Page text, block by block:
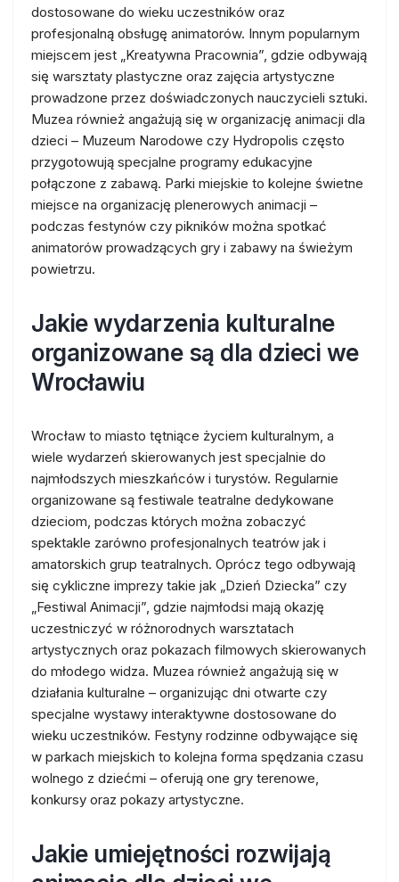
dostosowane do wieku uczestników oraz
profesjonalną obsługę animatorów. Innym popularnym
miejscem jest „Kreatywna Pracownia”, gdzie odbywają
się warsztaty plastyczne oraz zajęcia artystyczne
prowadzone przez doświadczonych nauczycieli sztuki.
Muzea również angażują się w organizację animacji dla
dzieci – Muzeum Narodowe czy Hydropolis często
przygotowują specjalne programy edukacyjne
połączone z zabawą. Parki miejskie to kolejne świetne
miejsce na organizację plenerowych animacji –
podczas festynów czy pikników można spotkać
animatorów prowadzących gry i zabawy na świeżym
powietrzu.
Jakie wydarzenia kulturalne
organizowane są dla dzieci we
Wrocławiu
Wrocław to miasto tętniące życiem kulturalnym, a
wiele wydarzeń skierowanych jest specjalnie do
najmłodszych mieszkańców i turystów. Regularnie
organizowane są festiwale teatralne dedykowane
dzieciom, podczas których można zobaczyć
spektakle zarówno profesjonalnych teatrów jak i
amatorskich grup teatralnych. Oprócz tego odbywają
się cykliczne imprezy takie jak „Dzień Dziecka” czy
„Festiwal Animacji”, gdzie najmłodsi mają okazję
uczestniczyć w różnorodnych warsztatach
artystycznych oraz pokazach filmowych skierowanych
do młodego widza. Muzea również angażują się w
działania kulturalne – organizując dni otwarte czy
specjalne wystawy interaktywne dostosowane do
wieku uczestników. Festyny rodzinne odbywające się
w parkach miejskich to kolejna forma spędzania czasu
wolnego z dziećmi – oferują one gry terenowe,
konkursy oraz pokazy artystyczne.
Jakie umiejętności rozwijają